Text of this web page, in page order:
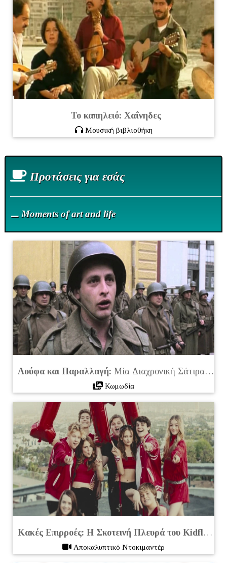
Το καπηλειό: Χαΐνηδες
Μουσική βιβλιοθήκη
Πρoτάσεις για εσάς
⚊ Moments of art and life
Λούφα και Παραλλαγή: Μία Διαχρονική Σάτιρα για τον Ελληνικό Στρατό
Κωμωδία
Κακές Επιρροές: Η Σκοτεινή Πλευρά του Kidfluencing:
Aποκαλυπτικό Ντοκιμαντέρ